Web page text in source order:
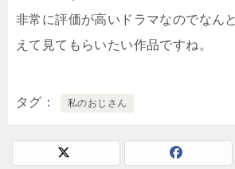
非常に評価が高いドラマなのでなん
えて見てもらいたい作品ですね。
タグ 私のおじさん